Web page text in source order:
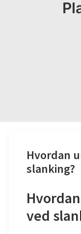
Hvordan
slanking?
ved